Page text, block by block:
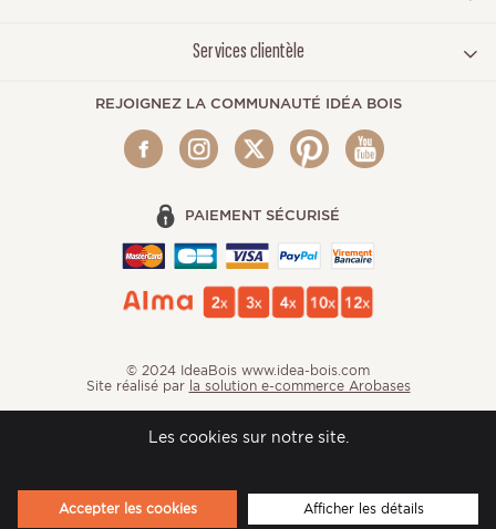
Services clientèle
REJOIGNEZ LA COMMUNAUTÉ IDÉA BOIS
PAIEMENT SÉCURISÉ
© 2024 IdeaBois www.idea-bois.com
Site réalisé par la solution e-commerce Arobases
Les cookies sur notre site.
Accepter les cookies Afficher les détails